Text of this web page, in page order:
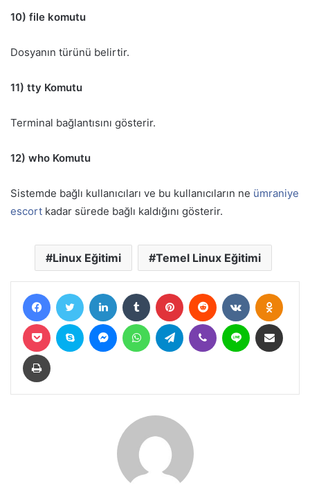
10) file komutu
Dosyanın türünü belirtir.
11) tty Komutu
Terminal bağlantısını gösterir.
12) who Komutu
Sistemde bağlı kullanıcıları ve bu kullanıcıların ne ümraniye
escort kadar sürede bağlı kaldığını gösterir.
Linux Eğitimi Temel Linux Eğitimi
FacebookTwitter LinkedIn Tumblr Pinterest Reddit VKontakte
Pocket Skype MessengerWhatsAppTelegram Viber Line
Yazdır